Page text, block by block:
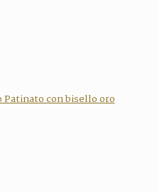
Patinato con bisello oro